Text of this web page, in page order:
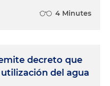
4 Minutes
decreto que
del agua